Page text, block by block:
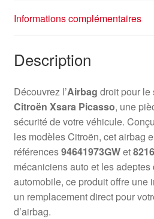
Informations complémentaires
Description
Découvrez l’Airbag droit pour le
Citroën Xsara Picasso, une
sécurité de votre véhicule.
les modèles Citroën, cet airbag
références94641973GWet
mécaniciens auto et les
automobile, ce produit offre une
un remplacement direct pour
d’airbag.